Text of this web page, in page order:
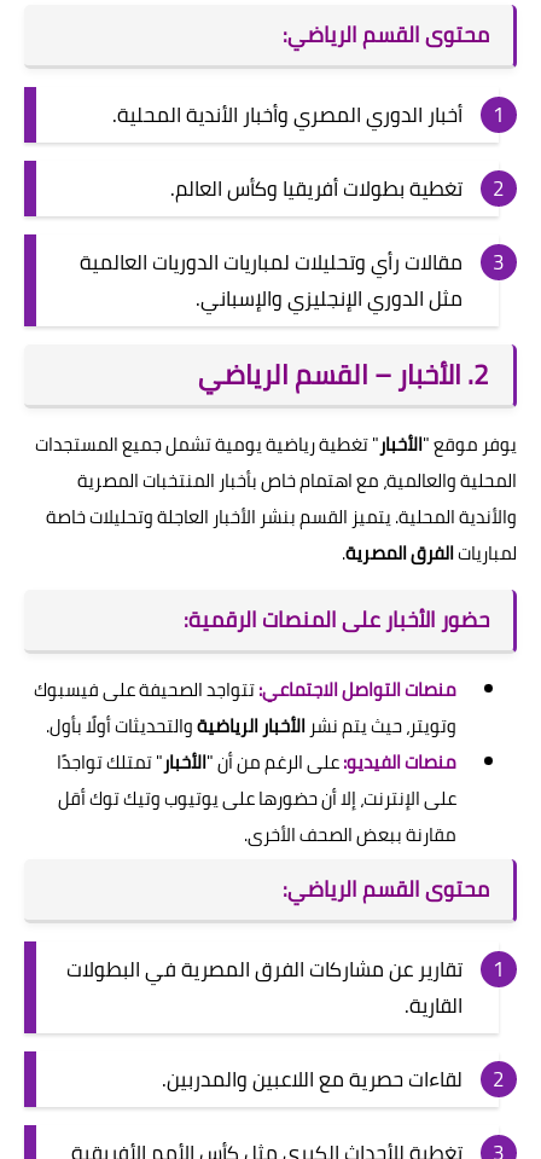
محتوى القسم الرياضي:
أخبار الدوري المصري وأخبار الأندية المحلية.
تغطية بطولات أفريقيا وكأس العالم.
مقالات رأي وتحليلات لمباريات الدوريات العالمية
مثل الدوري الإنجليزي والإسباني.
2. الأخبار – القسم الرياضي
يوفر موقع "الأخبار" تغطية رياضية يومية تشمل جميع المستجدات
المحلية والعالمية، مع اهتمام خاص بأخبار المنتخبات المصرية
والأندية المحلية. يتميز القسم بنشر الأخبار العاجلة وتحليلات خاصة
لمبارياتالفرق المصرية.
حضور الأخبار على المنصات الرقمية:
منصات التواصل الاجتماعي:تتواجد الصحيفة على فيسبوك
وتويتر، حيث يتم نشرالأخبار الرياضيةوالتحديثات أولًا بأول.
منصات الفيديو:على الرغم من أن "الأخبار" تمتلك تواجدًا
على الإنترنت، إلا أن حضورها على يوتيوب وتيك توك أقل
مقارنة ببعض الصحف الأخرى.
محتوى القسم الرياضي:
تقارير عن مشاركات الفرق المصرية في البطولات
القارية.
لقاءات حصرية مع اللاعبين والمدربين.